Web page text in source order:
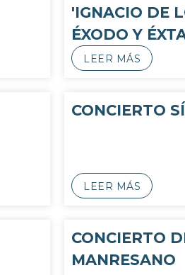
'IGNACIO DE
ÉXODO Y
LEER MÁS
CONCIERTO
LEER MÁS
CONCIERTO
MANRESANO